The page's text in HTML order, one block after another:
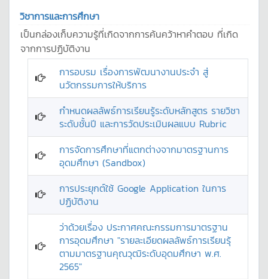
วิชาการและการศึกษา
เป็นกล่องเก็บความรู้ที่เกิดจากการค้นคว้าหาคำตอบ ที่เกิด
จากการปฏิบัติงาน
การอบรม เรื่องการพัฒนางานประจำ สู่
นวัตกรรมการให้บริการ
กำหนดผลลัพธ์การเรียนรู้ระดับหลักสูตร รายวิชา
ระดับชั้นปี และการวัดประเมินผลแบบ Rubric
การจัดการศึกษาที่แตกต่างจากมาตรฐานการ
อุดมศึกษา (Sandbox)
การประยุกต์ใช้ Google Application ในการ
ปฏิบัติงาน
ว่าด้วยเรื่อง ประกาศคณะกรรมการมาตรฐาน
การอุดมศึกษา "รายละเอียดผลลัพธ์การเรียนรุ้
ตามมาตรฐานคุณวุฒิระดับอุดมศึกษา พ.ศ.
2565"